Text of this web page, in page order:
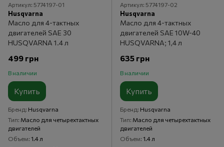
Артикул: 5774197-01
Husqvarna
Масло для 4-тактных
двигателей SAE 30
HUSQVARNA 1.4 л
499 грн
В наличии
Купить
Бренд Husqvarna
Тип Масло для четырехтактных
двигателей
Объем 1.4 л
Артикул: 5774197-02
Husqvarna
Масло для 4-тактных
двигателей SAE 10W-40
HUSQVARNA; 1,4 л
635 грн
В наличии
Купить
Бренд Husqvarna
Тип Масло для четырехтактных
двигателей
Объем 1.4 л